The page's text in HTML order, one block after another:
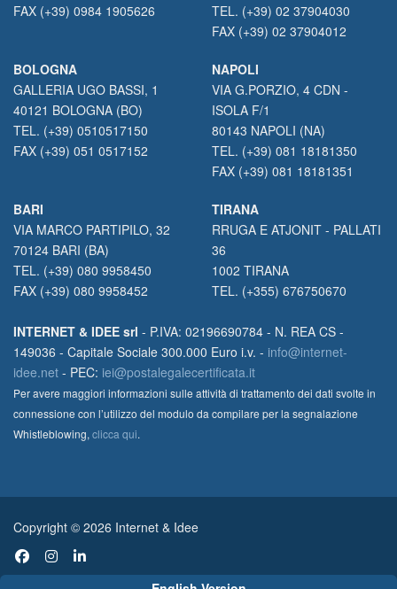
FAX (+39) 0984 1905626
TEL. (+39) 02 37904030
FAX (+39) 02 37904012
BOLOGNA
GALLERIA UGO BASSI, 1
40121 BOLOGNA (BO)
TEL. (+39) 0510517150
FAX (+39) 051 0517152
NAPOLI
VIA G.PORZIO, 4 CDN -
ISOLA F/1
80143 NAPOLI (NA)
TEL. (+39) 081 18181350
FAX (+39) 081 18181351
BARI
VIA MARCO PARTIPILO, 32
70124 BARI (BA)
TEL. (+39) 080 9958450
FAX (+39) 080 9958452
TIRANA
RRUGA E ATJONIT - PALLATI
36
1002 TIRANA
TEL. (+355) 676750670
INTERNET & IDEE srl - P.IVA: 02196690784 - N. REA CS -
149036 - Capitale Sociale 300.000 Euro i.v. - info@internet-
idee.net - PEC: iei@postalegalecertificata.it
Per avere maggiori informazioni sulle attività di trattamento dei dati svolte in
connessione con l’utilizzo del modulo da compilare per la segnalazione
Whistleblowing, clicca qui.
Copyright © 2026 Internet & Idee